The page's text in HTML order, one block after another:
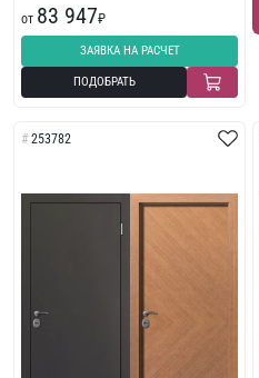
от 83 947₽
ЗАЯВКА НА РАСЧЕТ
ПОДОБРАТЬ
253782